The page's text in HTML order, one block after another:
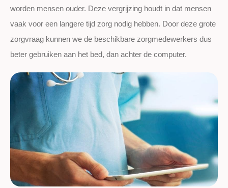
worden mensen ouder. Deze vergrijzing houdt in dat mensen
vaak voor een langere tijd zorg nodig hebben. Door deze grote
zorgvraag kunnen we de beschikbare zorgmedewerkers dus
beter gebruiken aan het bed, dan achter de computer.